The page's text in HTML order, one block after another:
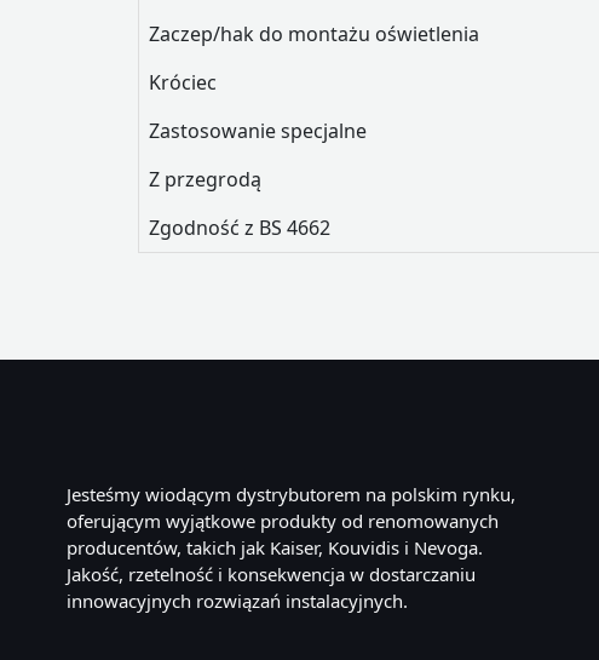
Zaczep/hak do montażu oświetlenia
Króciec
Zastosowanie specjalne
Z przegrodą
Zgodność z BS 4662
Jesteśmy wiodącym dystrybutorem na polskim rynku,
oferującym wyjątkowe produkty od renomowanych
producentów, takich jak Kaiser, Kouvidis i Nevoga.
Jakość, rzetelność i konsekwencja w dostarczaniu
innowacyjnych rozwiązań instalacyjnych.